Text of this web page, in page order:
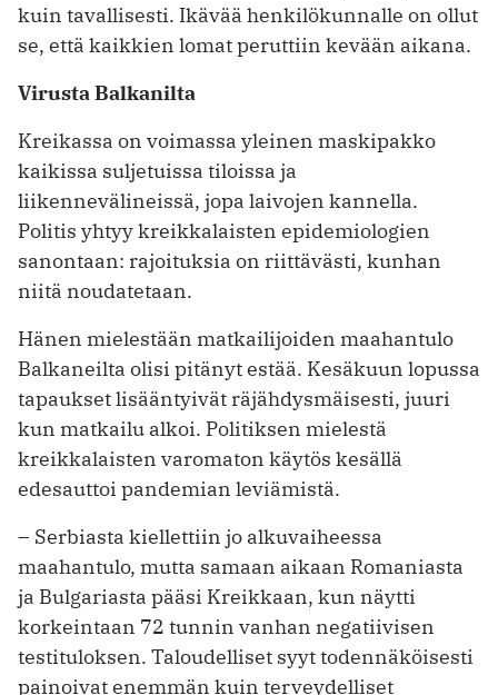
kuin tavallisesti. Ikävää henkilökunnalle on ollut
se, että kaikkien lomat peruttiin kevään aikana.
Virusta Balkanilta
Kreikassa on voimassa yleinen maskipakko
kaikissa suljetuissa tiloissa ja
liikennevälineissä, jopa laivojen kannella.
Politis yhtyy kreikkalaisten epidemio­logien
sanontaan: rajoituksia on riittävästi, kunhan
niitä noudatetaan.
Hänen mielestään matkailijoiden maahantulo
Balkaneilta olisi pitänyt ­estää. Kesäkuun lopussa
tapaukset ­lisääntyivät räjähdysmäisesti, juuri
kun matkailu alkoi. Politiksen mielestä
kreikkalaisten varomaton käytös kesällä
edesauttoi pandemian leviämistä.
– Serbiasta kiellettiin jo alkuvaiheessa
maahantulo, mutta samaan aikaan Romaniasta
ja Bulgariasta pääsi Kreikkaan, kun näytti
korkeintaan 72 tunnin vanhan negatiivisen
testituloksen. Taloudelliset syyt todennäköisesti
painoivat enemmän kuin terveydelliset